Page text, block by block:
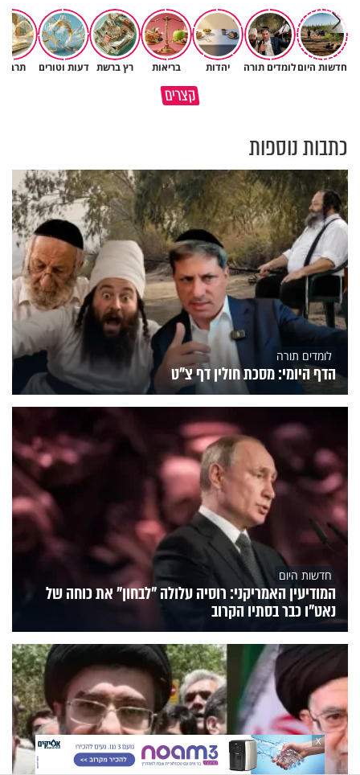
חדשות היוםלומדים תורה יהדות בריאות רץ ברשת דעות וטורים
קצריםמדוע האמונה נמשלה למלח?
גם ׳הרע׳ זה הרחמים של בורא
כתבות נוספות
לומדים תורה
הדף היומי: מסכת חולין דף צ"ט
חדשות היום
המודיעין האמריקני: רוסיה עלולה "לבחון" את כוחה של
נאט"ו כבר בסתיו הקרוב
X